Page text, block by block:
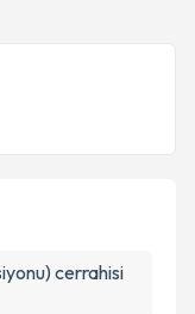
belirtilen
cerrahisi